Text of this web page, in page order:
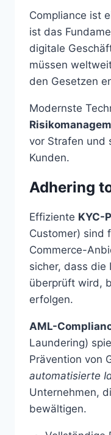
Compliance ist
ist das
digitale
müssen
den Gesetzen
Modernste
vor Strafen und
Kunden.
Adhering
Effiziente KYC-
Customer) sind
Commerce-
sicher, dass
überprüft wird,
erfolgen.
AML-
Laundering)
Prävention von
automatisierte
Unternehmen,
bewältigen.